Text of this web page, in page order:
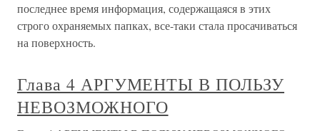
последнее время информация, содержащаяся в этих
строго охраняемых папках, все-таки стала просачиваться
на поверхность.
Глава 4 АРГУМЕНТЫ В ПОЛЬЗУ
НЕВОЗМОЖНОГО